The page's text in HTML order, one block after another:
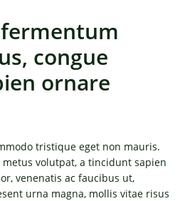
congue
ornare
tristique eget non mauris.
volutpat, a tincidunt sapien
venenatis ac faucibus ut,
urna magna, mollis vitae risus